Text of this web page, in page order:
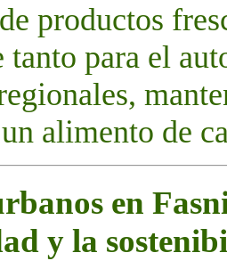
productos
para el
alimento de
en
y la